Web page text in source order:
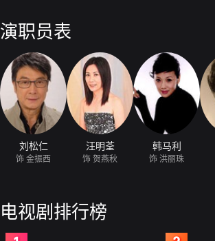
演职员表
刘松仁
饰 金振西
汪明荃
饰 贺燕秋
韩马利
饰 洪丽珠
电视剧排行榜